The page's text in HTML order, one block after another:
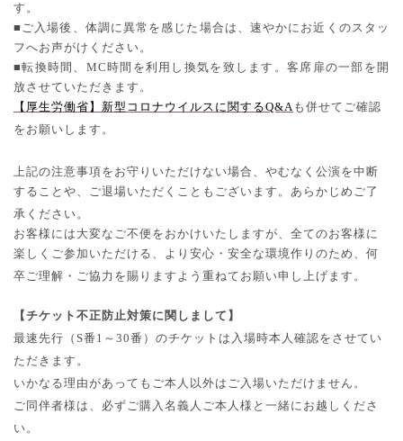
す。
■ご入場後、体調に異常を感じた場合は、速やかにお近くのスタッ
フへお声がけください。
■転換時間、 MC 時間を利用し換気を致します。客席扉の一部を開
放させていただきます。
【厚生労働省】新型コロナウイルスに関するQ&Aも併せてご確認
をお願いします。
上記の注意事項をお守りいただけない場合、やむなく公演を中断
することや、ご退場いただくこともございます。あらかじめご了
承ください。
お客様には大変なご不便をおかけいたしますが、全てのお客様に
楽しくご参加いただける、より安心・安全な環境作りのため、何
卒ご理解・ご協力を賜りますよう重ねてお願い申し上げます。
【チケット不正防止対策に関しまして】
最速先行（ S番 1 ～ 30番）のチケットは入場時本人確認をさせてい
ただきます。
いかなる理由があってもご本人以外はご入場いただけません。
ご同伴者様は、必ずご購入名義人ご本人様と一緒にお越しくださ
い。